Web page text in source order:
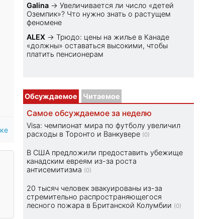
Galina →Увеличивается ли число «детей
Оземпик»? Что нужно знать о растущем
феномене
ALEX →Трюдо: цены на жилье в Канаде
«должны» оставаться высокими, чтобы
платить пенсионерам
Обсуждаемое Читаемое
Самое обсуждаемое за неделю
Visa: чемпионат мира по футболу увеличил
расходы в Торонто и Ванкувере (0)
В США предложили предоставить убежище
канадским евреям из-за роста
антисемитизма (0)
20 тысяч человек эвакуированы из-за
стремительно распространяющегося
лесного пожара в Британской Колумбии (0)